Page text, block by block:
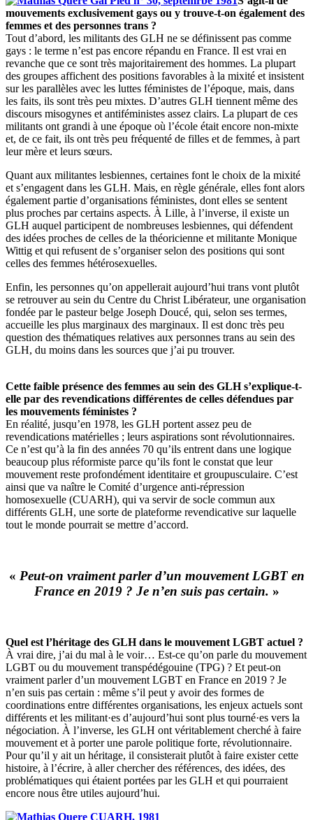
mouvements exclusivement gays ou y trouve-t-on également des
femmes et des personnes trans ?
Tout d’abord, les militants des GLH ne se définissent pas comme
gays : le terme n’est pas encore répandu en France. Il est vrai en
revanche que ce sont très majoritairement des hommes. La plupart
des groupes affichent des positions favorables à la mixité et insistent
sur les parallèles avec les luttes féministes de l’époque, mais, dans
les faits, ils sont très peu mixtes. D’autres GLH tiennent même des
discours misogynes et antiféministes assez clairs. La plupart de ces
militants ont grandi à une époque où l’école était encore non-mixte
et, de ce fait, ils ont très peu fréquenté de filles et de femmes, à part
leur mère et leurs sœurs.
Quant aux militantes lesbiennes, certaines font le choix de la mixité
et s’engagent dans les GLH. Mais, en règle générale, elles font alors
également partie d’organisations féministes, dont elles se sentent
plus proches par certains aspects. À Lille, à l’inverse, il existe un
GLH auquel participent de nombreuses lesbiennes, qui défendent
des idées proches de celles de la théoricienne et militante Monique
Wittig et qui refusent de s’organiser selon des positions qui sont
celles des femmes hétérosexuelles.
Enfin, les personnes qu’on appellerait aujourd’hui trans vont plutôt
se retrouver au sein du Centre du Christ Libérateur, une organisation
fondée par le pasteur belge Joseph Doucé, qui, selon ses termes,
accueille les plus marginaux des marginaux. Il est donc très peu
question des thématiques relatives aux personnes trans au sein des
GLH, du moins dans les sources que j’ai pu trouver.
Cette faible présence des femmes au sein des GLH s’explique-t-
elle par des revendications différentes de celles défendues par
les mouvements féministes ?
En réalité, jusqu’en 1978, les GLH portent assez peu de
revendications matérielles ; leurs aspirations sont révolutionnaires.
Ce n’est qu’à la fin des années 70 qu’ils entrent dans une logique
beaucoup plus réformiste parce qu’ils font le constat que leur
mouvement reste profondément identitaire et groupusculaire. C’est
ainsi que va naître le Comité d’urgence anti-répression
homosexuelle (CUARH), qui va servir de socle commun aux
différents GLH, une sorte de plateforme revendicative sur laquelle
tout le monde pourrait se mettre d’accord.
« Peut-on vraiment parler d’un mouvement LGBT en
France en 2019 ? Je n’en suis pas certain. »
Quel est l’héritage des GLH dans le mouvement LGBT actuel ?
À vrai dire, j’ai du mal à le voir… Est-ce qu’on parle du mouvement
LGBT ou du mouvement transpédégouine (TPG) ? Et peut-on
vraiment parler d’un mouvement LGBT en France en 2019 ? Je
n’en suis pas certain : même s’il peut y avoir des formes de
coordinations entre différentes organisations, les enjeux actuels sont
différents et les militant·es d’aujourd’hui sont plus tourné·es vers la
négociation. À l’inverse, les GLH ont véritablement cherché à faire
mouvement et à porter une parole politique forte, révolutionnaire.
Pour qu’il y ait un héritage, il consisterait plutôt à faire exister cette
histoire, à l’écrire, à aller chercher des références, des idées, des
problématiques qui étaient portées par les GLH et qui pourraient
encore nous être utiles aujourd’hui.